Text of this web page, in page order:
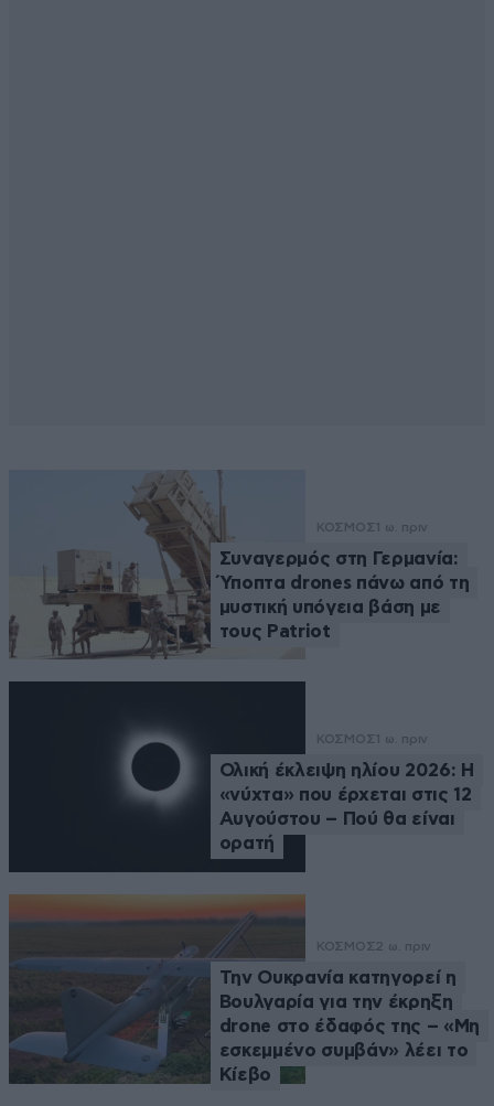
ΚΟΣΜΟΣ 1 ω. πριν
Συναγερμός στη Γερμανία:
Ύποπτα drones πάνω από τη
μυστική υπόγεια βάση με
τους Patriot
ΚΟΣΜΟΣ 1 ω. πριν
Ολική έκλειψη ηλίου 2026: Η
«νύχτα» που έρχεται στις 12
Αυγούστου – Πού θα είναι
ορατή
ΚΟΣΜΟΣ2 ω. πριν
Την Ουκρανία κατηγορεί η
Βουλγαρία για την έκρηξη
drone στο έδαφός της – «Μη
εσκεμμένο συμβάν» λέει το
Κίεβο